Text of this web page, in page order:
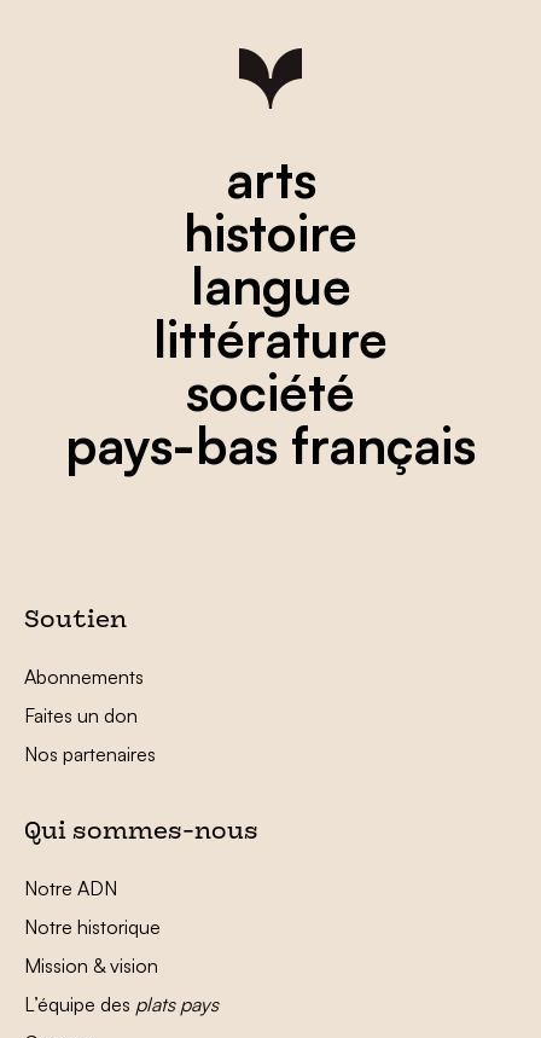
arts
histoire
langue
littérature
société
pays-bas français
Soutien
Abonnements
Faites un don
Nos partenaires
Qui sommes-nous
Notre ADN
Notre historique
Mission & vision
L’équipe des plats pays